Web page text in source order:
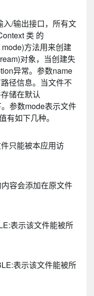
/输出接口，所有文
类 的
方法用来创建
对象，当创建失
异常。参数name
径信息。当文件不
储在默认
参数mode表示文件
有如下几种。
只能被本应用访
容会添加在原文件
表示该文件能被所
表示该文件能被所